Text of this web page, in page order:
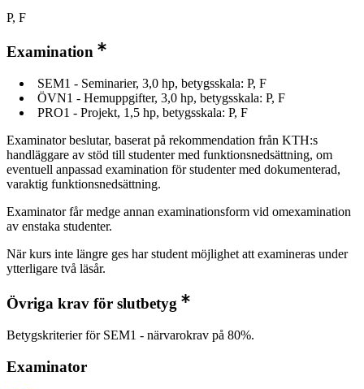
P, F
Examination
SEM1 - Seminarier, 3,0 hp, betygsskala: P, F
ÖVN1 - Hemuppgifter, 3,0 hp, betygsskala: P, F
PRO1 - Projekt, 1,5 hp, betygsskala: P, F
Examinator beslutar, baserat på rekommendation från KTH:s
handläggare av stöd till studenter med funktionsnedsättning, om
eventuell anpassad examination för studenter med dokumenterad,
varaktig funktionsnedsättning.
Examinator får medge annan examinationsform vid omexamination
av enstaka studenter.
När kurs inte längre ges har student möjlighet att examineras under
ytterligare två läsår.
Övriga krav för slutbetyg
Betygskriterier för SEM1 - närvarokrav på 80%.
Examinator